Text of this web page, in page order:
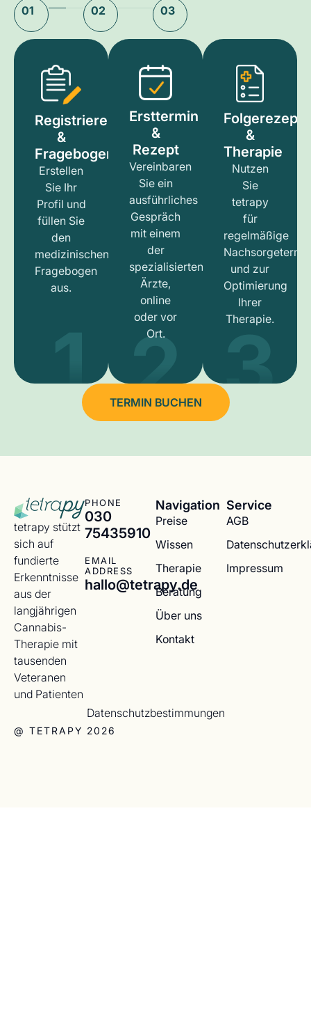
01 02 03
Registrieren
&
Fragebogen
Erstellen
Sie Ihr
Profil und
füllen Sie
den
medizinischen
Fragebogen
aus.
1
Ersttermin
&
Rezept
Vereinbaren
Sie ein
ausführliches
Gespräch
mit einem
der
spezialisierten
Ärzte,
online
oder vor
Ort.
2
Folgerezept
&
Therapie
Nutzen
Sie
tetrapy
für
regelmäßige
und zur
Optimierung
Ihrer
Therapie.
3
TERMIN BUCHEN
tetrapy stützt
sich auf
fundierte
Erkenntnisse
aus der
langjährigen
Cannabis-
Therapie mit
tausenden
Veteranen
und Patienten
PHONE
030
75435910
EMAIL
ADDRESS
hallo@tetrapy.de
Navigation
Preise
Wissen
Therapie
Beratung
Über uns
Kontakt
Service
AGB
Impressum
@ TETRAPY 2026
Datenschutzbestimmungen